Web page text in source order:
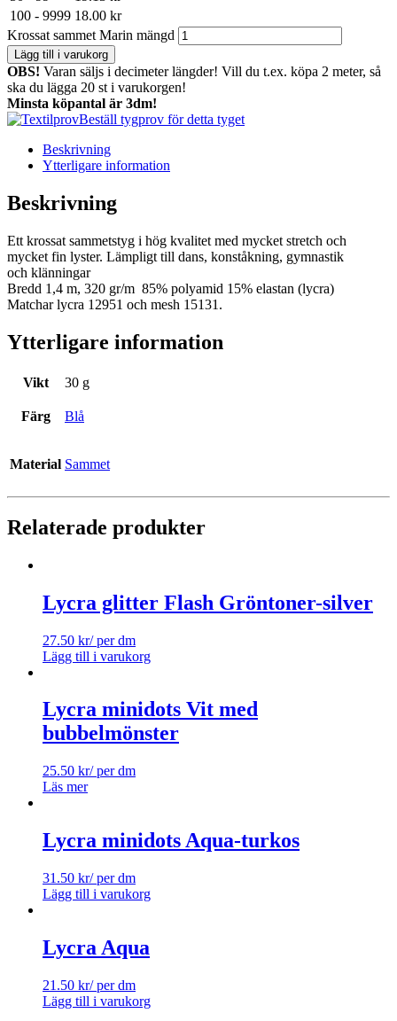
100 - 9999 18.00 kr
Krossat sammet Marin mängd
Lägg till i varukorg
OBS! Varan säljs i decimeter längder! Vill du t.ex. köpa 2 meter, så
ska du lägga 20 st i varukorgen!
Minsta köpantal är 3dm!
Beställ tygprov för detta tyget
Beskrivning
Ytterligare information
Beskrivning
Ett krossat sammetstyg i hög kvalitet med mycket stretch och
mycket fin lyster. Lämpligt till dans, konståkning, gymnastik
och klänningar
Bredd 1,4 m, 320 gr/m 85% polyamid 15% elastan (lycra)
Matchar lycra 12951 och mesh 15131.
Ytterligare information
Vikt 30 g
Färg Blå
Material Sammet
Relaterade produkter
Lycra glitter Flash Gröntoner-silver
27.50 kr/ per dm
Lägg till i varukorg
Lycra minidots Vit med
bubbelmönster
25.50 kr/ per dm
Läs mer
Lycra minidots Aqua-turkos
31.50 kr/ per dm
Lägg till i varukorg
Lycra Aqua
21.50 kr/ per dm
Lägg till i varukorg